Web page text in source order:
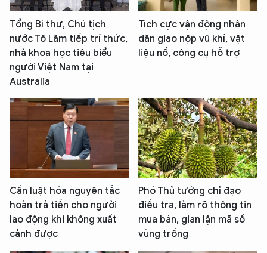
Tổng Bí thư, Chủ tịch
nước Tô Lâm tiếp trí thức,
nhà khoa học tiêu biểu
người Việt Nam tại
Australia
Tích cực vận động nhân
dân giao nộp vũ khí, vật
liệu nổ, công cụ hỗ trợ
Cần luật hóa nguyên tắc
hoàn trả tiền cho người
lao động khi không xuất
cảnh được
Phó Thủ tướng chỉ đạo
điều tra, làm rõ thông tin
mua bán, gian lận mã số
vùng trồng